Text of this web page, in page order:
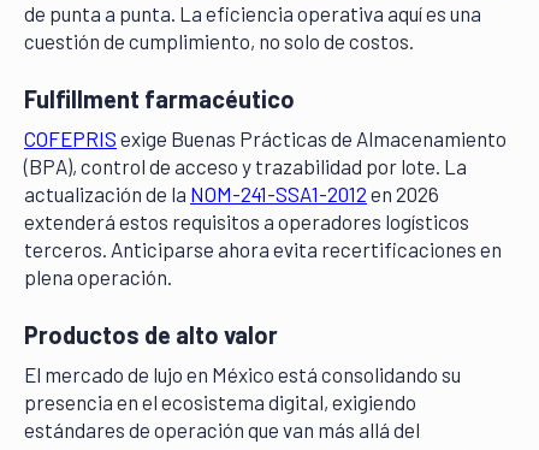
de punta a punta. La eficiencia operativa aquí es una
cuestión de cumplimiento, no solo de costos.
Fulfillment farmacéutico
COFEPRIS exige Buenas Prácticas de Almacenamiento
(BPA), control de acceso y trazabilidad por lote. La
actualización de la NOM-241-SSA1-2012 en 2026
extenderá estos requisitos a operadores logísticos
terceros. Anticiparse ahora evita recertificaciones en
plena operación.
Productos de alto valor
El mercado de lujo en México está consolidando su
presencia en el ecosistema digital, exigiendo
estándares de operación que van más allá del